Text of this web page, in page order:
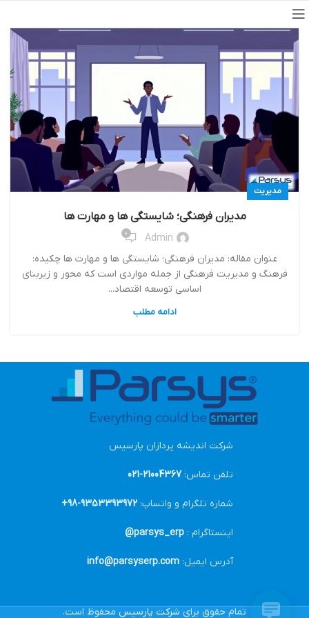
مدیریت
مدیران فرهنگی؛ شایستگی ها و مهارت ها
Admin
0
عنوان مقاله: مدیران فرهنگی؛ شایستگی ها و مهارت ها چکیده:
فرهنگ و مدیریت فرهنگی از جمله مواردی است که محور و زیربنای
اساسی توسعه اقتصاد...
ادامه مطلب
شرکت اندیشه پردازان پارسیس
تلفن تماس:21004367-021
شماره تلگرام و واتساپ: 9353393972-98+
اینستاگرام : parsys_erp@
آدرس ایمیل: info@parsyserp.com
تمام حقوق برای شرکت پارسیس محفوظ است.